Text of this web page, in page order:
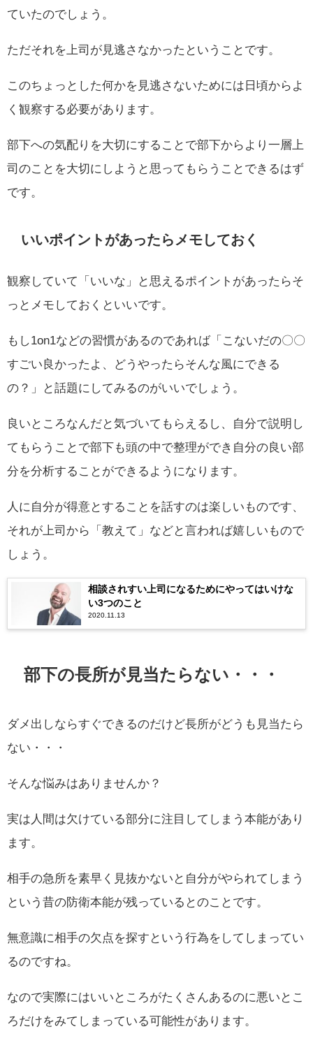
ていたのでしょう。
ただそれを上司が見逃さなかったということです。
このちょっとした何かを見逃さないためには日頃からよ
く観察する必要があります。
部下への気配りを大切にすることで部下からより一層上
司のことを大切にしようと思ってもらうことできるはず
です。
いいポイントがあったらメモしておく
観察していて「いいな」と思えるポイントがあったらそ
っとメモしておくといいです。
もし1on1などの習慣があるのであれば「こないだの〇〇
すごい良かったよ、どうやったらそんな風にできる
の？」と話題にしてみるのがいいでしょう。
良いところなんだと気づいてもらえるし、自分で説明し
てもらうことで部下も頭の中で整理ができ自分の良い部
分を分析することができるようになります。
人に自分が得意とすることを話すのは楽しいものです、
それが上司から「教えて」などと言われば嬉しいもので
しょう。
相談されすい上司になるためにやってはいけな
い3つのこと
2020.11.13
部下の長所が見当たらない・・・
ダメ出しならすぐできるのだけど長所がどうも見当たら
ない・・・
そんな悩みはありませんか？
実は人間は欠けている部分に注目してしまう本能があり
ます。
相手の急所を素早く見抜かないと自分がやられてしまう
という昔の防衛本能が残っているとのことです。
無意識に相手の欠点を探すという行為をしてしまってい
るのですね。
なので実際にはいいところがたくさんあるのに悪いとこ
ろだけをみてしまっている可能性があります。